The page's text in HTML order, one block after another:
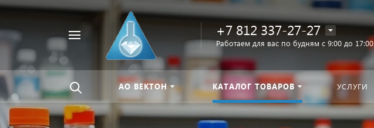
Найти
Например,
+7 812 337-27-27
Работаем для вас по будням с 9:00 до 17:00
АО ВЕКТОН КАТАЛОГ ТОВАРОВ УСЛУГИ